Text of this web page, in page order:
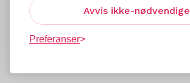
Avvis ikke-nødvendige
Preferanser